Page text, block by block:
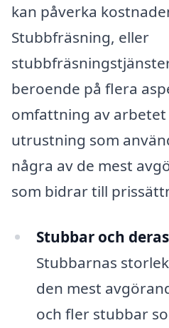
kan påverka
Stubbfräsning, eller
beroende på flera
omfattning av arbetet
utrustning som
några av de mest
som bidrar till
Stubbar och
Stubbarnas
den mest
och fler stubbar